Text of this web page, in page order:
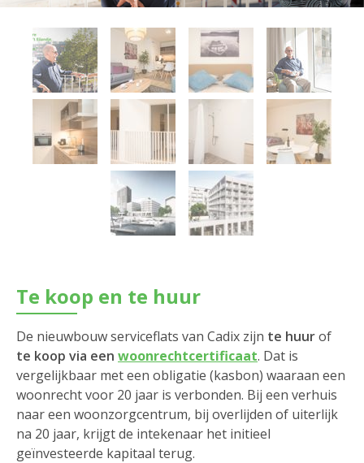
Te koop en te huur
De nieuwbouw serviceflats van Cadix zijn te huurof
te koop via een woonrechtcertificaat. Dat is
vergelijkbaar met een obligatie (kasbon) waaraan een
woonrecht voor 20 jaar is verbonden. Bij een verhuis
naar een woonzorgcentrum, bij overlijden of uiterlijk
na 20 jaar, krijgt de intekenaar het initieel
geïnvesteerde kapitaal terug.